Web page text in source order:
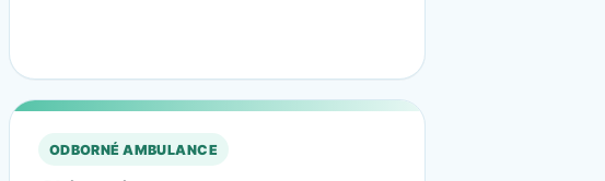
ODBORNÉ AMBULANCE